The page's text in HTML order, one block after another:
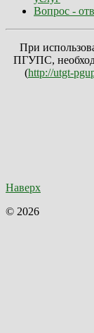
Вопрос -
При
ПГУПС,
(http://utgt-
Наверх
© 2026